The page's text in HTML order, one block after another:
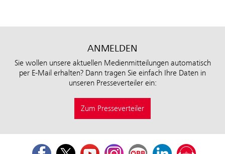
ANMELDEN
Sie wollen unsere aktuellen Medienmitteilungen automatisch
per E-Mail erhalten? Dann tragen Sie einfach Ihre Daten in
unseren Presseverteiler ein:
Zum Presseverteiler
FacebookTwitterYoutubeInstagramÖBB Corporate Blog
LinkedInPodcast